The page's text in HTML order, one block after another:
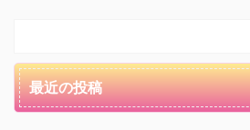
最近の投稿